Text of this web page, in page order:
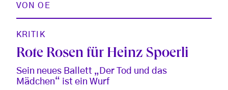
VONOE
KRITIK
Rote Rosen für Heinz Spoerli
Sein neues Ballett „Der Tod und das
Mädchen“ ist ein Wurf